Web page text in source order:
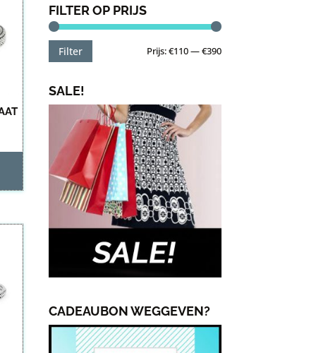
FILTER OP PRIJS
Min.
Max.
Filter Prijs:€110—€390
SALE!
CADEAUBON WEGGEVEN?